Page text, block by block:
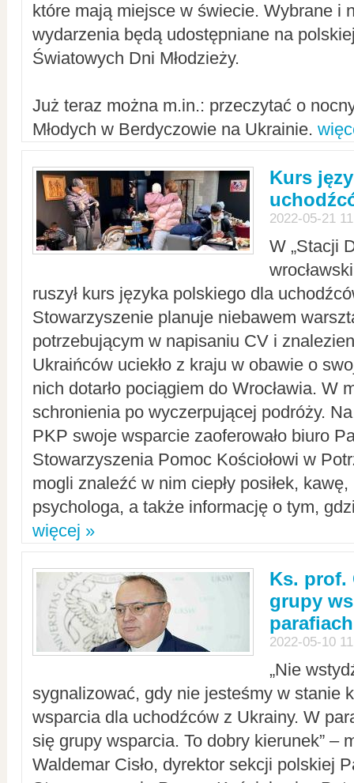
które mają miejsce w świecie. Wybrane i
wydarzenia będą udostępniane na
Światowych Dni Młodzieży.
Już teraz można m.in.: przeczytać o
Młodych w Berdyczowie na Ukrainie.
Kurs
2022-05-21
W „Stacji
ruszył kurs języka polskiego dla
Stowarzyszenie planuje niebawem
potrzebującym w napisaniu CV i
Ukraińców uciekło z kraju w obawie o
nich dotarło pociągiem do Wrocławia. W
schronienia po wyczerpującej podróży.
PKP swoje wsparcie zaoferowało biuro
Stowarzyszenia Pomoc Kościołowi w
mogli znaleźć w nim ciepły posiłek,
psychologa, a także informację o tym,
więcej »
Ks. prof.
grupy
parafiach
2022-05-10
„Nie
sygnalizować, gdy nie jesteśmy w stanie
wsparcia dla uchodźców z Ukrainy. W
się grupy wsparcia. To dobry kierunek” –
Waldemar Cisło, dyrektor sekcji polskiej